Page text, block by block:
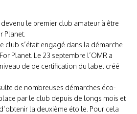
devenu le premier club amateur à être
Planet.
club s’était engagé dans la démarche
Planet. Le 23 septembre l’OMR a
de de certification du label créé
de nombreuses démarches éco-
par le club depuis de longs mois et
la deuxième étoile. Pour cela